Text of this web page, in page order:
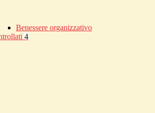
Benessere organizzativo
4